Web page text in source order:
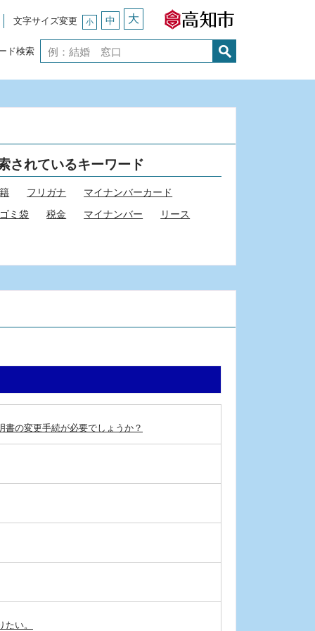
文字サイズ変更 小 中 大
ド検索
されているキーワード
フリガナ
マイナンバーカード
ゴミ袋
税金 マイナンバー リース
の変更手続が必要でしょうか？
い。